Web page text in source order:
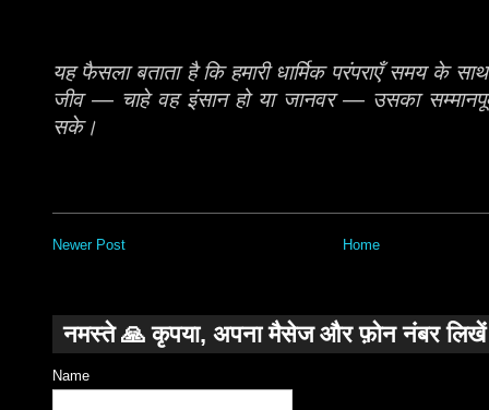
यह फैसला बताता है कि हमारी धार्मिक परंपराएँ समय के
जीव — चाहे वह इंसान हो या जानवर — उसका
सके।
Newer Post Home
नमस्ते 🙏 कृपया, अपना मैसेज और फ़ोन नंबर
Name